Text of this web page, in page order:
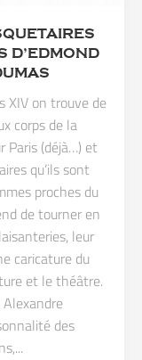
D’EDMOND
XIV on trouve de
corps de la
Paris (déjà…) et
qu’ils sont
proches du
de tourner en
leur
caricature du
et le théâtre.
des